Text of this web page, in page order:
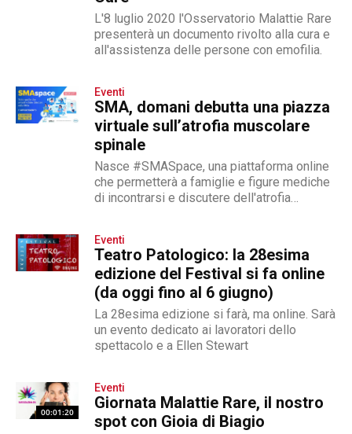
L'8 luglio 2020 l'Osservatorio Malattie Rare
presenterà un documento rivolto alla cura e
all'assistenza delle persone con emofilia.
Eventi
SMA, domani debutta una piazza
virtuale sull’atrofia muscolare
spinale
Nasce #SMASpace, una piattaforma online
che permetterà a famiglie e figure mediche
di incontrarsi e discutere dell'atrofia
Eventi
Teatro Patologico: la 28esima
edizione del Festival si fa online
(da oggi fino al 6 giugno)
La 28esima edizione si farà, ma online. Sarà
un evento dedicato ai lavoratori dello
spettacolo e a Ellen Stewart
00:01:20
Eventi
Giornata Malattie Rare, il nostro
spot con Gioia di Biagio